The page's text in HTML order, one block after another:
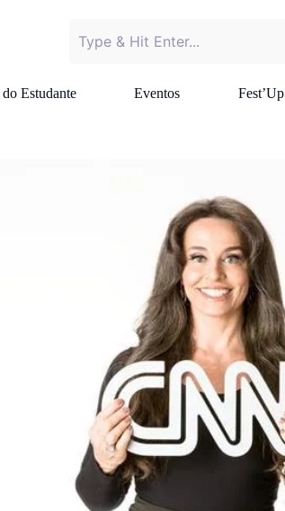
Estudante Eventos Fest’Up